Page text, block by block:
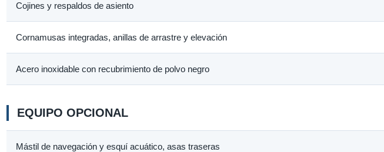
Cojines y respaldos de asiento
Cornamusas integradas, anillas de arrastre y elevación
Acero inoxidable con recubrimiento de polvo negro
EQUIPO OPCIONAL
Mástil de navegación y esquí acuático, asas traseras